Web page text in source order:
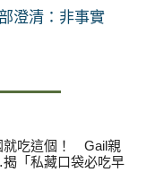
澄清：非事實
就吃這個！ Gail親
「私藏口袋必吃早